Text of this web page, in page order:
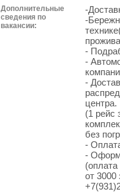
Дополнительные
сведения по
вакансии:
-
-
-
-
-
центра.
(1 рейс
без
-
-
от 3000